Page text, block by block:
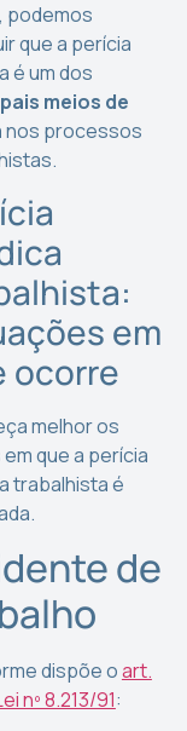
podemos
que a perícia
é um dos
meios de
nos processos
em
ocorre
melhor os
que a perícia
trabalhista é
de
dispõe oart.
nº 8.213/91: